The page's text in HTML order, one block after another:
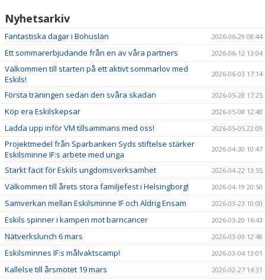
Nyhetsarkiv
Fantastiska dagar i Bohuslän 2026-06-29 08:44
Ett sommarerbjudande från en av våra partners 2026-06-12 13:04
Välkommen till starten på ett aktivt sommarlov med
Eskils!
2026-06-03 17:14
Första träningen sedan den svåra skadan 2026-05-28 17:25
Köp era Eskilskepsar 2026-05-08 12:40
Ladda upp inför VM tillsammans med oss! 2026-05-05 22:09
Projektmedel från Sparbanken Syds stiftelse stärker
Eskilsminne IF:s arbete med unga
2026-04-30 10:47
Starkt facit för Eskils ungdomsverksamhet 2026-04-22 13:55
Välkommen till årets stora familjefest i Helsingborg! 2026-04-19 20:50
Samverkan mellan Eskilsminne IF och Aldrig Ensam 2026-03-23 10:00
Eskils spinner i kampen mot barncancer 2026-03-20 16:43
Nätverkslunch 6 mars 2026-03-09 12:48
Eskilsminnes IF:s målvaktscamp! 2026-03-04 13:01
Kallelse till årsmötet 19 mars 2026-02-27 14:31